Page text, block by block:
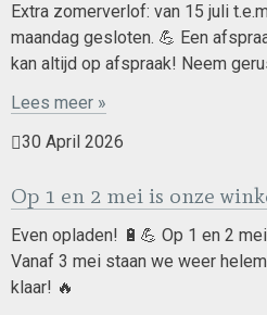
Extra zomerverlof: van 15 juli
maandag gesloten. 💪 Een
kan altijd op afspraak! Neem
Lees meer »
30 April 2026
Op 1 en 2 mei is onze
Even opladen! 🔋💪 Op 1 en 2
Vanaf 3 mei staan we weer
klaar! 🔥